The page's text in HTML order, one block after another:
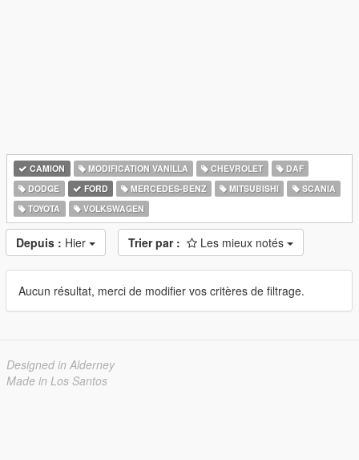
CAMION MODIFICATION VANILLA CHEVROLET
DAF
DODGE
FORD MERCEDES-BENZ MITSUBISHI
SCANIA
TOYOTA
VOLKSWAGEN
Depuis : Hier Trier par : Les mieux notés
Aucun résultat, merci de modifier vos critères de filtrage.
Designed in Alderney
Made in Los Santos